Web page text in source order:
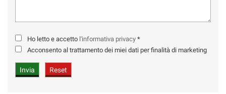
Ho letto e accetto l'informativa privacy *
Acconsento al trattamento dei miei dati per finalità di marketing